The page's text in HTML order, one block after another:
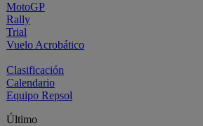
MotoGP
Rally
Trial
Vuelo Acrobático
Clasificación
Calendario
Equipo Repsol
Último